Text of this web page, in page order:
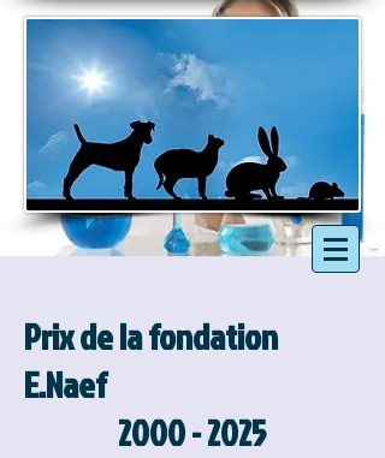
Prix de la fondation
E.Naef
2000 - 2025